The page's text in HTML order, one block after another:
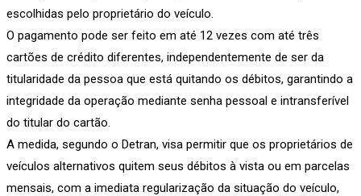
escolhidas pelo proprietário do veículo.
O pagamento pode ser feito em até 12 vezes com até três
cartões de crédito diferentes, independentemente de ser da
titularidade da pessoa que está quitando os débitos, garantindo a
integridade da operação mediante senha pessoal e intransferível
do titular do cartão.
A medida, segundo o Detran, visa permitir que os proprietários de
veículos alternativos quitem seus débitos à vista ou em parcelas
mensais, com a imediata regularização da situação do veículo,